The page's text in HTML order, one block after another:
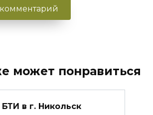
может понравиться
БТИ в г. Никольск